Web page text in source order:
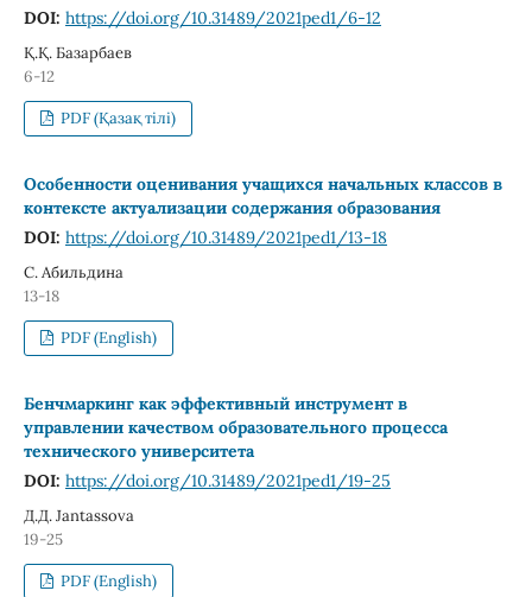
DOI: https://doi.org/10.31489/2021ped1/6-12
Қ.Қ. Базарбаев
6-12
PDF (Қазақ тілі)
Особенности оценивания учащихся начальных классов в
контексте актуализации содержания образования
DOI: https://doi.org/10.31489/2021ped1/13-18
С. Абильдина
13-18
PDF (English)
Бенчмаркинг как эффективный инструмент в
управлении качеством образовательного процесса
технического университета
DOI: https://doi.org/10.31489/2021ped1/19-25
Д.Д. Jantassova
19-25
PDF (English)